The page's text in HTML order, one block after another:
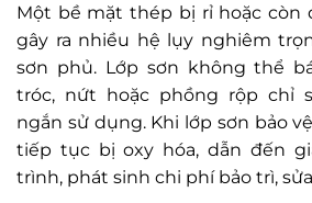
Một bề mặt thép bị rỉ hoặc còn
gây ra nhiều hệ lụy nghiêm
sơn phủ. Lớp sơn không thể
tróc, nứt hoặc phồng rộp chỉ
ngắn sử dụng. Khi lớp sơn bảo
tiếp tục bị oxy hóa, dẫn đến
trình, phát sinh chi phí bảo trì,